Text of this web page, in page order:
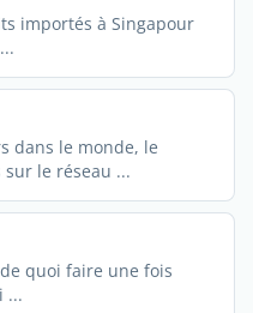
importés à Singapour
dans le monde, le
le réseau ...
quoi faire une fois
...